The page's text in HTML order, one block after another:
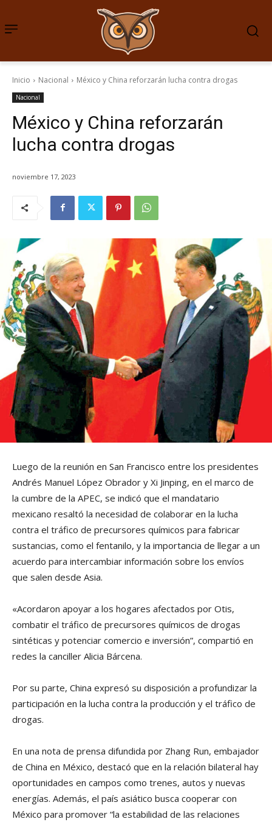
Inicio Nacional México y China reforzarán lucha contra drogas
Nacional
México y China reforzarán
lucha contra drogas
noviembre 17, 2023
Luego de la reunión en San Francisco entre los presidentes
Andrés Manuel López Obrador y Xi Jinping, en el marco de
la cumbre de la APEC, se indicó que el mandatario
mexicano resaltó la necesidad de colaborar en la lucha
contra el tráfico de precursores químicos para fabricar
sustancias, como el fentanilo, y la importancia de llegar a un
acuerdo para intercambiar información sobre los envíos
que salen desde Asia.
«Acordaron apoyar a los hogares afectados por Otis,
combatir el tráfico de precursores químicos de drogas
sintéticas y potenciar comercio e inversión”, compartió en
redes la canciller Alicia Bárcena.
Por su parte, China expresó su disposición a profundizar la
participación en la lucha contra la producción y el tráfico de
drogas.
En una nota de prensa difundida por Zhang Run, embajador
de China en México, destacó que en la relación bilateral hay
oportunidades en campos como trenes, autos y nuevas
energías. Además, el país asiático busca cooperar con
México para promover “la estabilidad de las relaciones